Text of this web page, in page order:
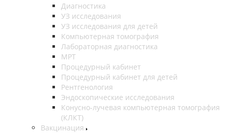
Диагностика
УЗ исследования
УЗ исследования для детей
Компьютерная томография
Лабораторная диагностика
МРТ
Процедурный кабинет
Процедурный кабинет для детей
Рентгенология
Эндоскопические исследования
Конусно-лучевая компьютерная томография
(КЛКТ)
Вакцинация